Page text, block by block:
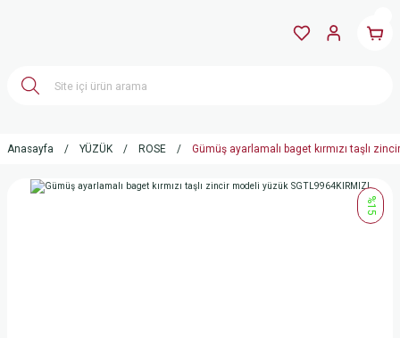
Anasayfa YÜZÜK ROSE Gümüş ayarlamalı baget kırmızı taşlı
%15